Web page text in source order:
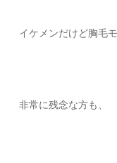
イケメンだけど胸毛
非常に残念な方も、